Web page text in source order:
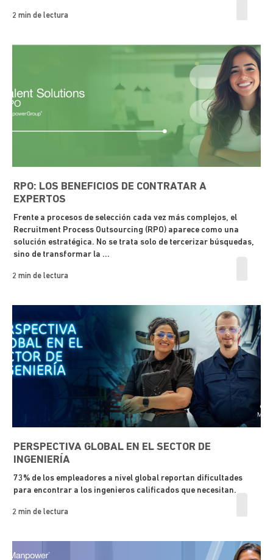
2 min de lectura
RPO: LOS BENEFICIOS DE CONTRATAR A
EXPERTOS
Frente a procesos de selección cada vez más complejos, el
Recruitment Process Outsourcing (RPO) aparece como una
solución estratégica. No se trata solo de tercerizar búsquedas,
sino de transformar la ...
2 min de lectura
PERSPECTIVA GLOBAL EN EL SECTOR DE
INGENIERÍA
73% de los empleadores a nivel global reportan dificultades
para encontrar a los ingenieros calificados que necesitan.
2 min de lectura